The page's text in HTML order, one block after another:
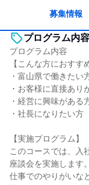
募集情報
プログラム内容
プログラム内容
【こんな方におすす
・富山県で働きたい
・お客様に直接あ
・経営に興味がある
・社長になりたい方
【実施プログラム】
このコースでは、入
座談会を実施します。
仕事でのやりがいな